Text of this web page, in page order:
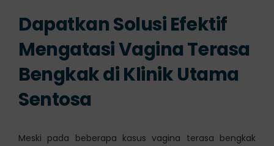
Dapatkan Solusi Efektif
Mengatasi Vagina Terasa
Bengkak di Klinik Utama
Sentosa
Meski pada beberapa kasus vagina terasa bengkak